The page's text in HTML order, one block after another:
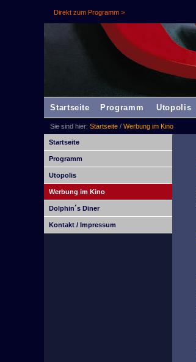
Direkt zum Programm >
Startseite Programm Utopolis
Sie sind hier: Startseite / Werbung im Kino
Startseite
Programm
Utopolis
Werbung im Kino
Dolphin´s Diner
Kontakt / Impressum